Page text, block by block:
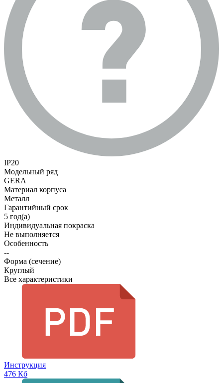
IP20
Модельный ряд
GERA
Материал корпуса
Металл
Гарантийный срок
5 год(а)
Индивидуальная покраска
Не выполняется
Особенность
--
Форма (сечение)
Круглый
Все характеристики
Инструкция
476 Кб